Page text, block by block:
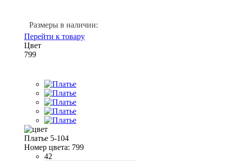
Размеры в наличии:
Перейти к товару
Цвет
799
Платье 5-104
Номер цвета: 799
42